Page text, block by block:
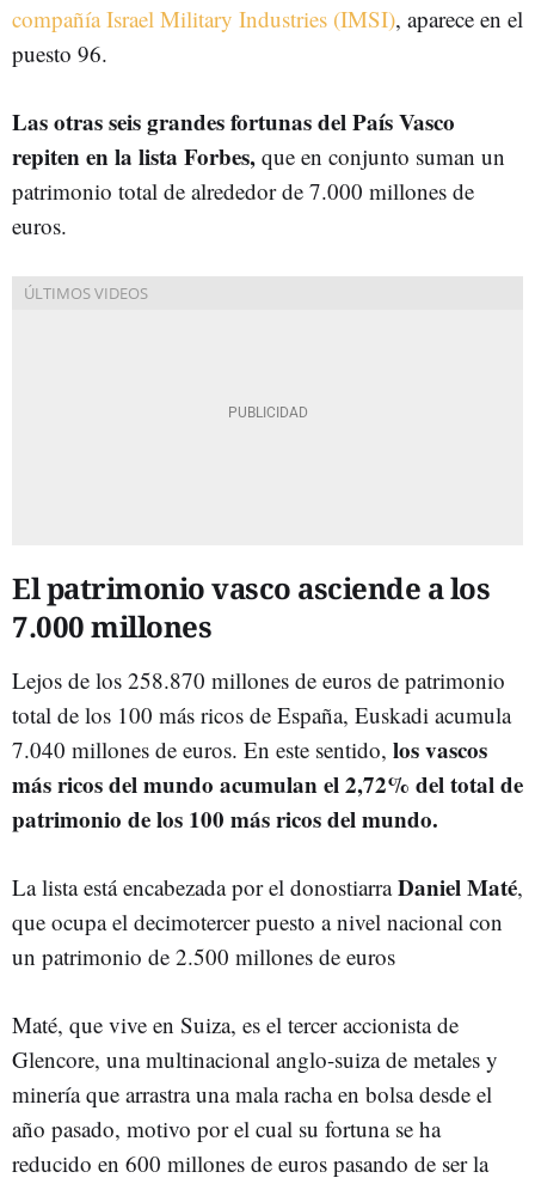
compañía Israel Military Industries (IMSI), aparece en el
puesto 96.
Las otras seis grandes fortunas del País Vasco
repiten en la lista Forbes, que en conjunto suman un
patrimonio total de alrededor de 7.000 millones de
euros.
El patrimonio vasco asciende a los
7.000 millones
Lejos de los 258.870 millones de euros de patrimonio
total de los 100 más ricos de España, Euskadi acumula
7.040 millones de euros. En este sentido, los vascos
más ricos del mundo acumulan el 2,72% del total de
patrimonio de los 100 más ricos del mundo.
La lista está encabezada por el donostiarraDaniel Maté,
que ocupa el decimotercer puesto a nivel nacional con
un patrimonio de 2.500 millones de euros
Maté, que vive en Suiza, es el tercer accionista de
Glencore, una multinacional anglo-suiza de metales y
minería que arrastra una mala racha en bolsa desde el
año pasado, motivo por el cual su fortuna se ha
reducido en 600 millones de euros pasando de ser la